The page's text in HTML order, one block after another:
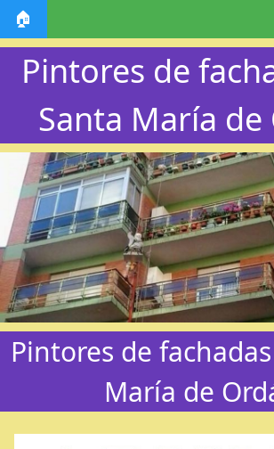
🏠
Pintores de
Santa María de
Pintores de
María de